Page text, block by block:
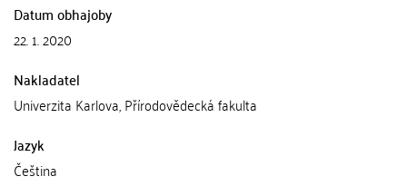
Datum obhajoby
22. 1. 2020
Nakladatel
Univerzita Karlova, Přírodovědecká fakulta
Jazyk
Čeština